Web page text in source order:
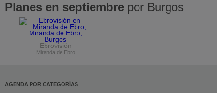
Planes en septiembre por Burgos
Ebrovisión
Miranda de Ebro
AGENDA POR CATEGORÍAS